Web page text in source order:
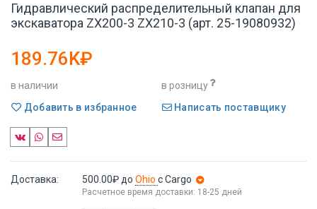
Гидравлический распределительный клапан для
экскаватора ZX200-3 ZX210-3 (арт. 25-19080932)
189.76K₽
в наличии
в розницу
Добавить в избранное
Написать поставщику
Доставка: 500.00₽ до Ohio с Cargo
Расчетное время доставки: 18-25 дней